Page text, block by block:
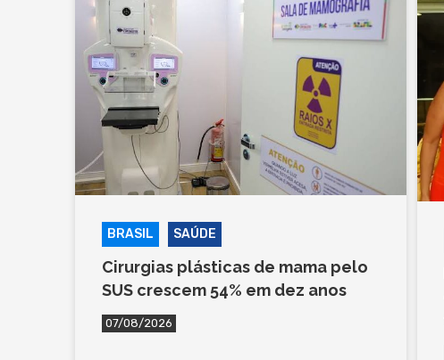
BRASIL SAÚDE
Cirurgias plásticas de mama pelo
SUS crescem 54% em dez anos
07/08/2026